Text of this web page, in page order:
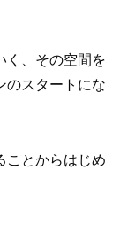
く、その空間を
のスタートにな
ことからはじめ